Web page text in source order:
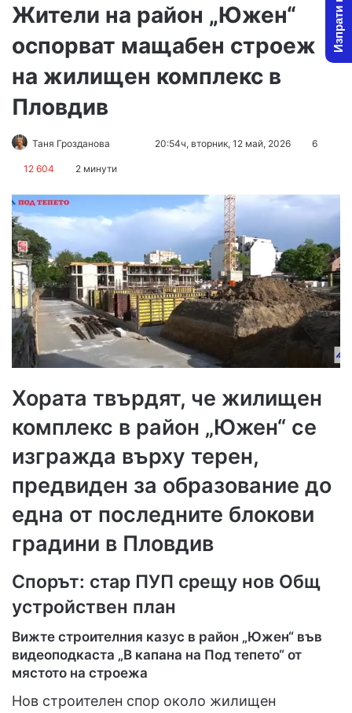
Жители на район „Южен“
оспорват мащабен строеж
на жилищен комплекс в
Пловдив
Таня Грозданова 20:54ч, вторник, 12 май, 2026 6
12 604 2 минути
Хората твърдят, че жилищен
комплекс в район „Южен“ се
изгражда върху терен,
предвиден за образование до
една от последните блокови
градини в Пловдив
Спорът: стар ПУП срещу нов Общ
устройствен план
Вижте строителния казус в район „Южен“ във
видеоподкаста „В капана на Под тепето“ от
мястото на строежа
Нов строителен спор около жилищен